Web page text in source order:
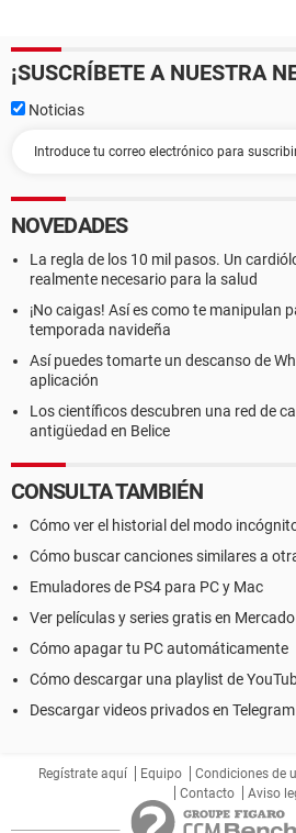
¡SUSCRÍBETE A NUESTRA
Noticias
NOVEDADES
La regla de los 10 mil pasos. Un
realmente necesario para la salud
¡No caigas! Así es como te manipulan
temporada navideña
Así puedes tomarte un descanso de
aplicación
Los científicos descubren una red de
antigüedad en Belice
CONSULTA TAMBIÉN
Cómo ver el historial del modo
Cómo buscar canciones similares a
Emuladores de PS4 para PC y Mac
Ver películas y series gratis en
Cómo apagar tu PC automáticamente
Cómo descargar una playlist de
Descargar videos privados en Telegram
Regístrate aquí Equipo Condiciones de
Contacto
Aviso